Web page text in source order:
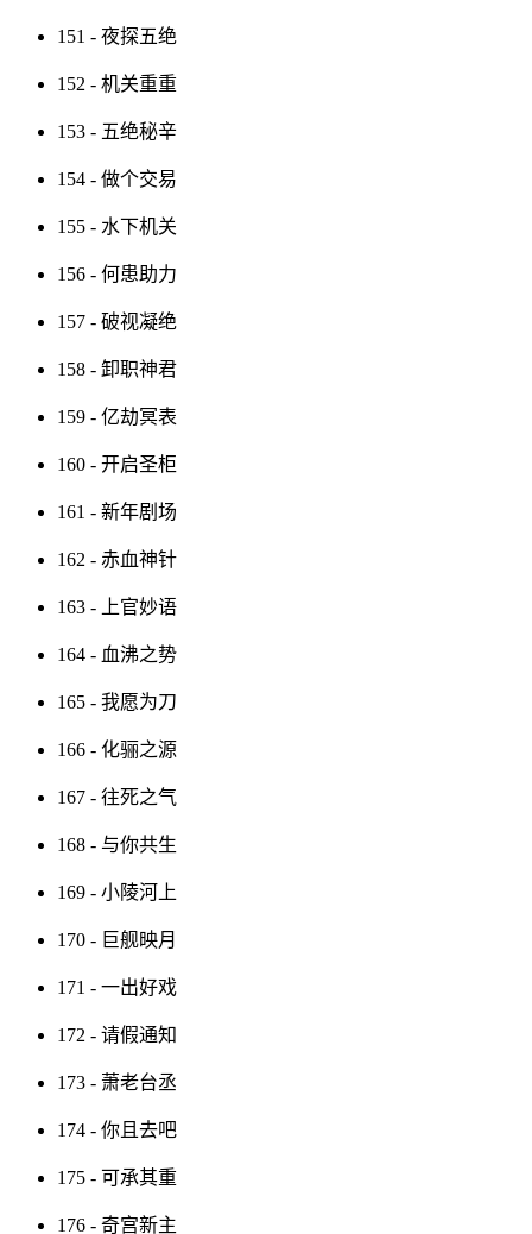
151 - 夜探五绝
152 - 机关重重
153 - 五绝秘辛
154 - 做个交易
155 - 水下机关
156 - 何患助力
157 - 破视凝绝
158 - 卸职神君
159 - 亿劫冥表
160 - 开启圣柜
161 - 新年剧场
162 - 赤血神针
163 - 上官妙语
164 - 血沸之势
165 - 我愿为刀
166 - 化骊之源
167 - 往死之气
168 - 与你共生
169 - 小陵河上
170 - 巨舰映月
171 - 一出好戏
172 - 请假通知
173 - 萧老台丞
174 - 你且去吧
175 - 可承其重
176 - 奇宫新主